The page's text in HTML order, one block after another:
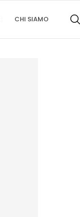
CHI SIAMO